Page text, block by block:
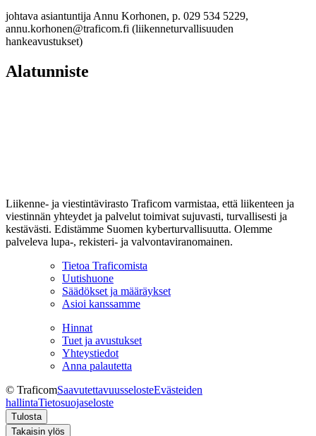
johtava asiantuntija Annu Korhonen, p. 029 534 5229,
annu.korhonen@traficom.fi (liikenneturvallisuuden
hankeavustukset)
Alatunniste
Liikenne- ja viestintävirasto Traficom varmistaa, että liikenteen ja
viestinnän yhteydet ja palvelut toimivat sujuvasti, turvallisesti ja
kestävästi. Edistämme Suomen kyberturvallisuutta. Olemme
palveleva lupa-, rekisteri- ja valvontaviranomainen.
Tietoa Traficomista
Uutishuone
Säädökset ja määräykset
Asioi kanssamme
Hinnat
Tuet ja avustukset
Yhteystiedot
Anna palautetta
© TraficomSaavutettavuusselosteEvästeiden
hallintaTietosuojaseloste
Tulosta
Takaisin ylös